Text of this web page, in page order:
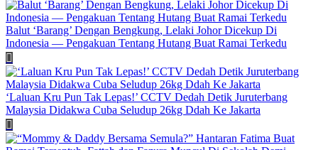
Balut ‘Barang’ Dengan Bengkung, Lelaki Johor Dicekup Di
Indonesia — Pengakuan Tentang Hutang Buat Ramai Terkedu
‘Laluan Kru Pun Tak Lepas!’ CCTV Dedah Detik Juruterbang
Malaysia Didakwa Cuba Seludup 26kg Ddah Ke Jakarta